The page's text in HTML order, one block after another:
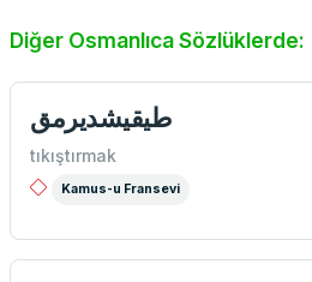
Diğer Osmanlıca Sözlüklerde:
طيقيشدیرمق
tıkıştırmak
Kamus-u Fransevi